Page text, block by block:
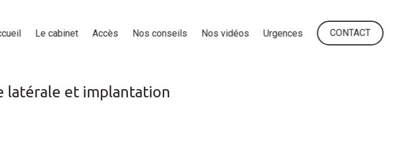
Le cabinet Accès Nos conseils Nos vidéos Urgences CONTACT
latérale et implantation